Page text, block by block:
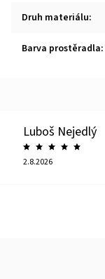
Druh materiálu:
Barva prostěradla:
Luboš Nejedlý
2.8.2026